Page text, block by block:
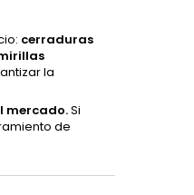
cerraduras
la
mercado.Si
de